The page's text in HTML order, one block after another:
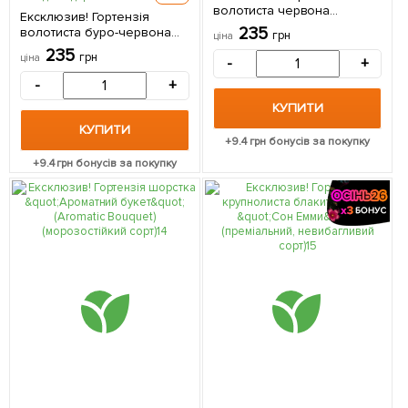
Ексклюзив! Гортензія
волотиста буро-червона
"Ламбо" (Lambo)
(преміальний сорт, з
неймовірним медовим
ароматом) 1 шт в упаковці
ціна 235 грн
- +
КУПИТИ
+9.4грн бонусів за покупку
волотиста червона
"Червона ейфорія" (Red
Euphoria) (невибагливий
упаковці
ціна 235 грн
- +
КУПИТИ
+9.4грн бонусів за покупку